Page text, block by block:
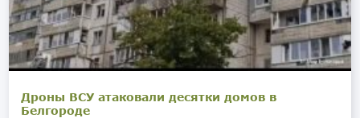
Дроны ВСУ атаковали десятки домов в
Белгороде